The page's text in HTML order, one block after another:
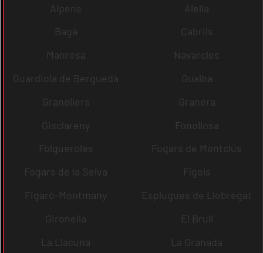
Alpens
Alella
Bagà
Cabrils
Manresa
Navarcles
Guardiola de Berguedà
Gualba
Granollers
Granera
Gisclareny
Fonollosa
Folgueroles
Fogars de Montclús
Fogars de la Selva
Fígols
Figaró-Montmany
Esplugues de Llobregat
Gironella
El Brull
La Llacuna
La Granada